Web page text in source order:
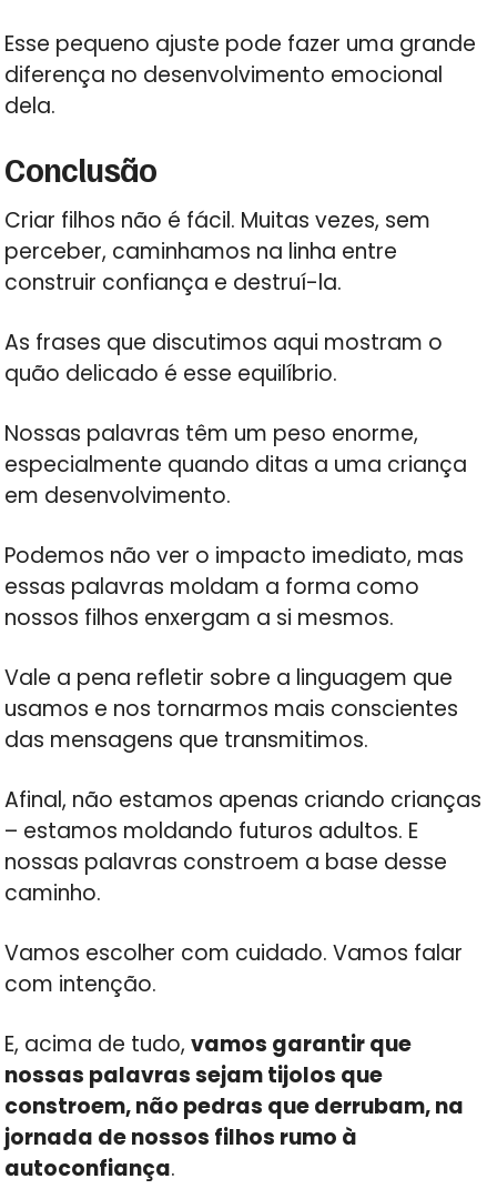
Esse pequeno ajuste pode fazer uma grande
diferença no desenvolvimento emocional
dela.
Conclusão
Criar filhos não é fácil. Muitas vezes, sem
perceber, caminhamos na linha entre
construir confiança e destruí-la.
As frases que discutimos aqui mostram o
quão delicado é esse equilíbrio.
Nossas palavras têm um peso enorme,
especialmente quando ditas a uma criança
em desenvolvimento.
Podemos não ver o impacto imediato, mas
essas palavras moldam a forma como
nossos filhos enxergam a si mesmos.
Vale a pena refletir sobre a linguagem que
usamos e nos tornarmos mais conscientes
das mensagens que transmitimos.
Afinal, não estamos apenas criando crianças
– estamos moldando futuros adultos. E
nossas palavras constroem a base desse
caminho.
Vamos escolher com cuidado. Vamos falar
com intenção.
E, acima de tudo,vamos garantir que
nossas palavras sejam tijolos que
constroem, não pedras que derrubam, na
jornada de nossos filhos rumo à
autoconfiança.